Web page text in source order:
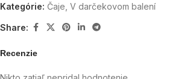
Kategórie: Čaje V darčekovom balení
Share:
Recenzie